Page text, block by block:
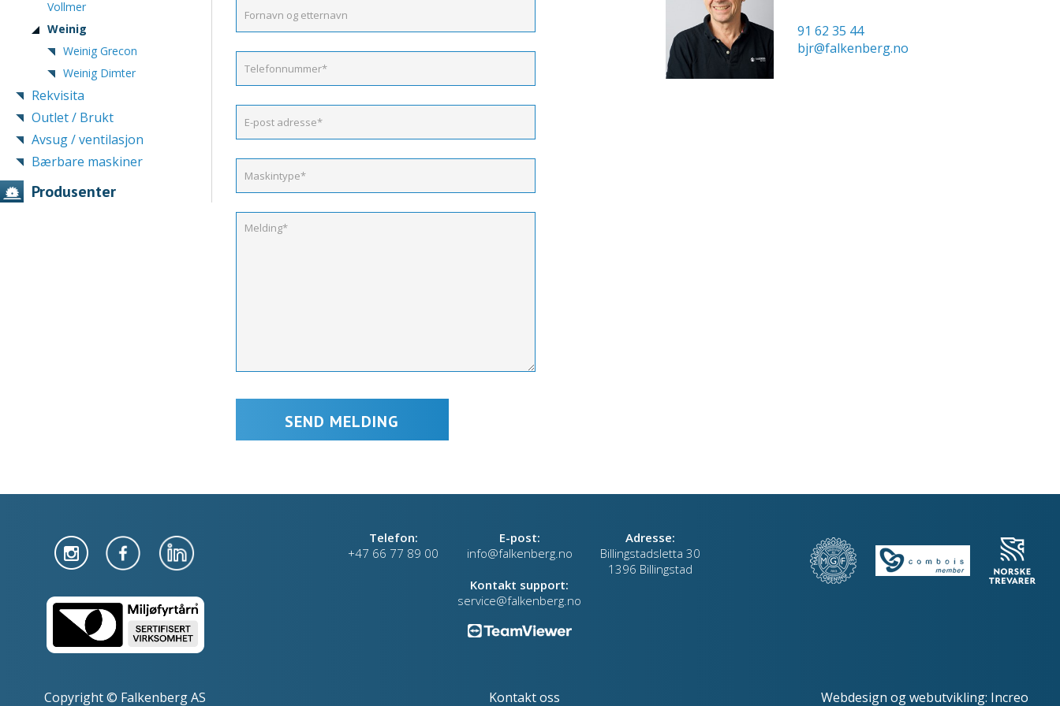
Vollmer
Weinig
Weinig Grecon
Weinig Dimter
Rekvisita
Outlet / Brukt
Avsug / ventilasjon
Bærbare maskiner
Produsenter
91 62 35 44
bjr@falkenberg.no
Telefon:
+47 66 77 89 00
E-post:
info@falkenberg.no
Kontakt support:
service@falkenberg.no
Adresse:
Billingstadsletta 30
1396 Billingstad
Copyright © Falkenberg AS
Kontakt oss
Webdesign ogwebutvikling: Increo